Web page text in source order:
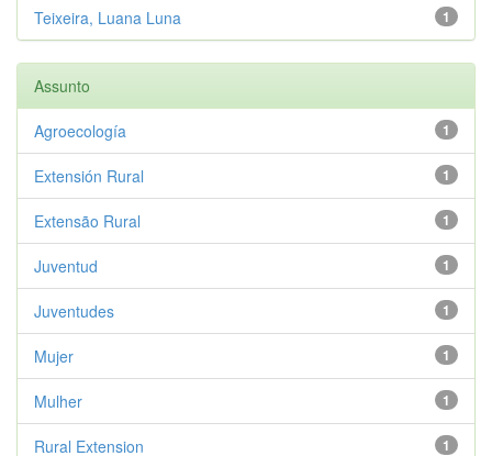
1
Teixeira, Luana Luna
Assunto
1
Agroecología
1
Extensión Rural
1
Extensão Rural
1
Juventud
1
Juventudes
1
Mujer
1
Mulher
1
Rural Extension